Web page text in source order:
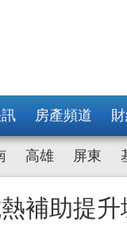
房產頻道
高雄 屏東
補助提升